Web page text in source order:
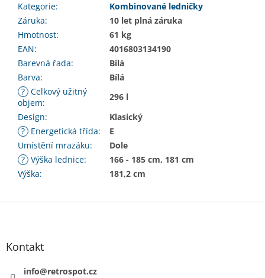
Kategorie:
Kombinované ledničky
Záruka:
10 let plná záruka
Hmotnost:
61 kg
EAN:
4016803134190
Barevná řada:
Bílá
Barva:
Bílá
? Celkový užitný
objem:
296 l
Design:
Klasický
? Energetická třída:
E
Umístění mrazáku:
Dole
? Výška lednice:
166 - 185 cm, 181 cm
Výška: 181,2 cm
Z
Kontakt
info@retrospot.cz